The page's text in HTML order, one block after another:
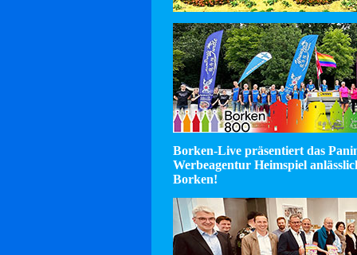
Borken-Live präsentiert das
Werbeagentur Heimspiel
Borken!